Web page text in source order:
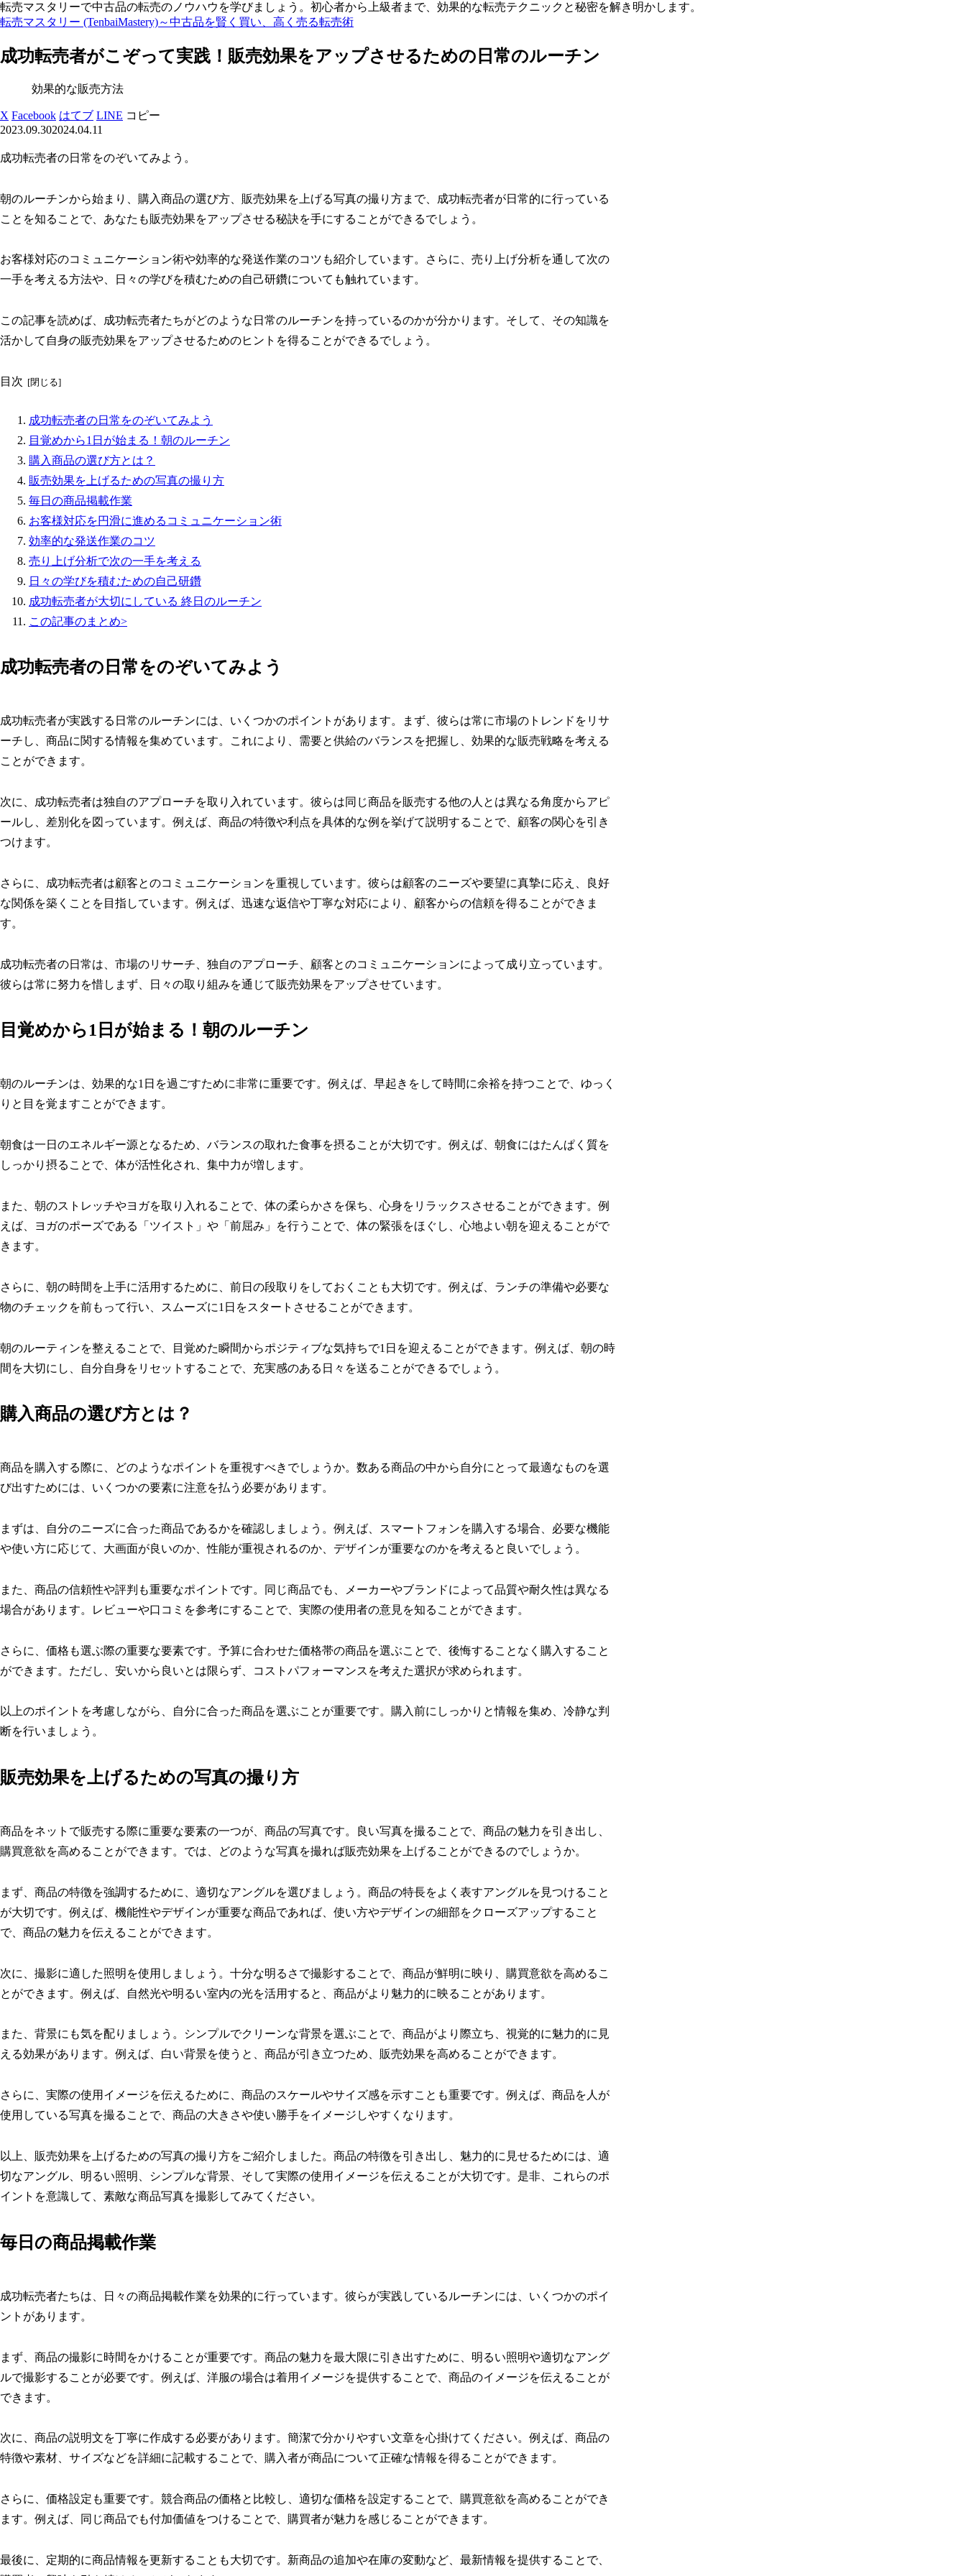
転売マスタリーで中古品の転売のノウハウを学びましょう。初心者から上級者まで、効果的な転売テクニックと秘密を解き明かします。
転売マスタリー (TenbaiMastery)～中古品を賢く買い、高く売る転売術
成功転売者がこぞって実践！販売効果をアップさせるための日常のルーチン
効果的な販売方法
X Facebook はてブ LINE コピー
2023.09.302024.04.11
成功転売者の日常をのぞいてみよう。
朝のルーチンから始まり、購入商品の選び方、販売効果を上げる写真の撮り方まで、成功転売者が日常的に行っている
ことを知ることで、あなたも販売効果をアップさせる秘訣を手にすることができるでしょう。
お客様対応のコミュニケーション術や効率的な発送作業のコツも紹介しています。さらに、売り上げ分析を通して次の
一手を考える方法や、日々の学びを積むための自己研鑽についても触れています。
この記事を読めば、成功転売者たちがどのような日常のルーチンを持っているのかが分かります。そして、その知識を
活かして自身の販売効果をアップさせるためのヒントを得ることができるでしょう。
目次
成功転売者の日常をのぞいてみよう
目覚めから1日が始まる！朝のルーチン
購入商品の選び方とは？
販売効果を上げるための写真の撮り方
毎日の商品掲載作業
お客様対応を円滑に進めるコミュニケーション術
効率的な発送作業のコツ
売り上げ分析で次の一手を考える
日々の学びを積むための自己研鑽
成功転売者が大切にしている 終日のルーチン
この記事のまとめ>
成功転売者の日常をのぞいてみよう
成功転売者が実践する日常のルーチンには、いくつかのポイントがあります。まず、彼らは常に市場のトレンドをリサ
ーチし、商品に関する情報を集めています。これにより、需要と供給のバランスを把握し、効果的な販売戦略を考える
ことができます。
次に、成功転売者は独自のアプローチを取り入れています。彼らは同じ商品を販売する他の人とは異なる角度からアピ
ールし、差別化を図っています。例えば、商品の特徴や利点を具体的な例を挙げて説明することで、顧客の関心を引き
つけます。
さらに、成功転売者は顧客とのコミュニケーションを重視しています。彼らは顧客のニーズや要望に真摯に応え、良好
な関係を築くことを目指しています。例えば、迅速な返信や丁寧な対応により、顧客からの信頼を得ることができま
す。
成功転売者の日常は、市場のリサーチ、独自のアプローチ、顧客とのコミュニケーションによって成り立っています。
彼らは常に努力を惜しまず、日々の取り組みを通じて販売効果をアップさせています。
目覚めから1日が始まる！朝のルーチン
朝のルーチンは、効果的な1日を過ごすために非常に重要です。例えば、早起きをして時間に余裕を持つことで、ゆっく
りと目を覚ますことができます。
朝食は一日のエネルギー源となるため、バランスの取れた食事を摂ることが大切です。例えば、朝食にはたんぱく質を
しっかり摂ることで、体が活性化され、集中力が増します。
また、朝のストレッチやヨガを取り入れることで、体の柔らかさを保ち、心身をリラックスさせることができます。例
えば、ヨガのポーズである「ツイスト」や「前屈み」を行うことで、体の緊張をほぐし、心地よい朝を迎えることがで
きます。
さらに、朝の時間を上手に活用するために、前日の段取りをしておくことも大切です。例えば、ランチの準備や必要な
物のチェックを前もって行い、スムーズに1日をスタートさせることができます。
朝のルーティンを整えることで、目覚めた瞬間からポジティブな気持ちで1日を迎えることができます。例えば、朝の時
間を大切にし、自分自身をリセットすることで、充実感のある日々を送ることができるでしょう。
購入商品の選び方とは？
商品を購入する際に、どのようなポイントを重視すべきでしょうか。数ある商品の中から自分にとって最適なものを選
び出すためには、いくつかの要素に注意を払う必要があります。
まずは、自分のニーズに合った商品であるかを確認しましょう。例えば、スマートフォンを購入する場合、必要な機能
や使い方に応じて、大画面が良いのか、性能が重視されるのか、デザインが重要なのかを考えると良いでしょう。
また、商品の信頼性や評判も重要なポイントです。同じ商品でも、メーカーやブランドによって品質や耐久性は異なる
場合があります。レビューや口コミを参考にすることで、実際の使用者の意見を知ることができます。
さらに、価格も選ぶ際の重要な要素です。予算に合わせた価格帯の商品を選ぶことで、後悔することなく購入すること
ができます。ただし、安いから良いとは限らず、コストパフォーマンスを考えた選択が求められます。
以上のポイントを考慮しながら、自分に合った商品を選ぶことが重要です。購入前にしっかりと情報を集め、冷静な判
断を行いましょう。
販売効果を上げるための写真の撮り方
商品をネットで販売する際に重要な要素の一つが、商品の写真です。良い写真を撮ることで、商品の魅力を引き出し、
購買意欲を高めることができます。では、どのような写真を撮れば販売効果を上げることができるのでしょうか。
まず、商品の特徴を強調するために、適切なアングルを選びましょう。商品の特長をよく表すアングルを見つけること
が大切です。例えば、機能性やデザインが重要な商品であれば、使い方やデザインの細部をクローズアップすること
で、商品の魅力を伝えることができます。
次に、撮影に適した照明を使用しましょう。十分な明るさで撮影することで、商品が鮮明に映り、購買意欲を高めるこ
とができます。例えば、自然光や明るい室内の光を活用すると、商品がより魅力的に映ることがあります。
また、背景にも気を配りましょう。シンプルでクリーンな背景を選ぶことで、商品がより際立ち、視覚的に魅力的に見
える効果があります。例えば、白い背景を使うと、商品が引き立つため、販売効果を高めることができます。
さらに、実際の使用イメージを伝えるために、商品のスケールやサイズ感を示すことも重要です。例えば、商品を人が
使用している写真を撮ることで、商品の大きさや使い勝手をイメージしやすくなります。
以上、販売効果を上げるための写真の撮り方をご紹介しました。商品の特徴を引き出し、魅力的に見せるためには、適
切なアングル、明るい照明、シンプルな背景、そして実際の使用イメージを伝えることが大切です。是非、これらのポ
イントを意識して、素敵な商品写真を撮影してみてください。
毎日の商品掲載作業
成功転売者たちは、日々の商品掲載作業を効果的に行っています。彼らが実践しているルーチンには、いくつかのポイ
ントがあります。
まず、商品の撮影に時間をかけることが重要です。商品の魅力を最大限に引き出すために、明るい照明や適切なアング
ルで撮影することが必要です。例えば、洋服の場合は着用イメージを提供することで、商品のイメージを伝えることが
できます。
次に、商品の説明文を丁寧に作成する必要があります。簡潔で分かりやすい文章を心掛けてください。例えば、商品の
特徴や素材、サイズなどを詳細に記載することで、購入者が商品について正確な情報を得ることができます。
さらに、価格設定も重要です。競合商品の価格と比較し、適切な価格を設定することで、購買意欲を高めることができ
ます。例えば、同じ商品でも付加価値をつけることで、購買者が魅力を感じることができます。
最後に、定期的に商品情報を更新することも大切です。新商品の追加や在庫の変動など、最新情報を提供することで、